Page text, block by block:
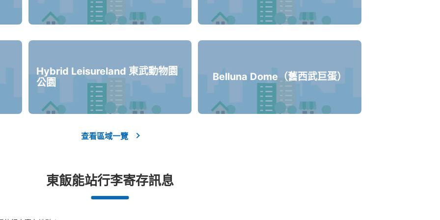
Hybrid Leisureland 東武動物園
公園
Belluna Dome（舊西武巨蛋）
查看區域一覽
東飯能站行李寄存訊息